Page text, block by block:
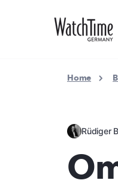
Home
Rüdiger